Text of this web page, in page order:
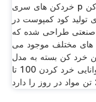
خردکن های سری p این خرد کن
تولید کود کمپوست در
طراحی شده که
های مختلف موجود می
خرد کن بسته به مدل
آن توانایی خرد کردن 100 تا